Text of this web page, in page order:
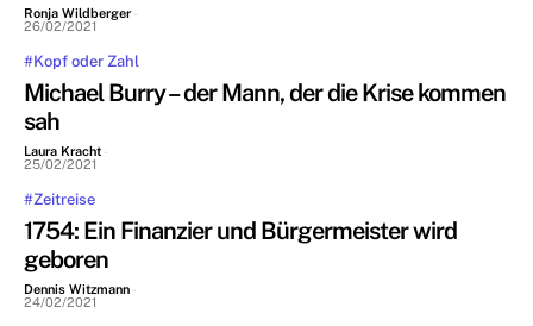
Ronja Wildberger -
26/02/2021
#Kopf oder Zahl
Michael Burry – der Mann, der die Krise kommen
sah
Laura Kracht -
25/02/2021
#Zeitreise
1754: Ein Finanzier und Bürgermeister wird
geboren
Dennis Witzmann -
24/02/2021